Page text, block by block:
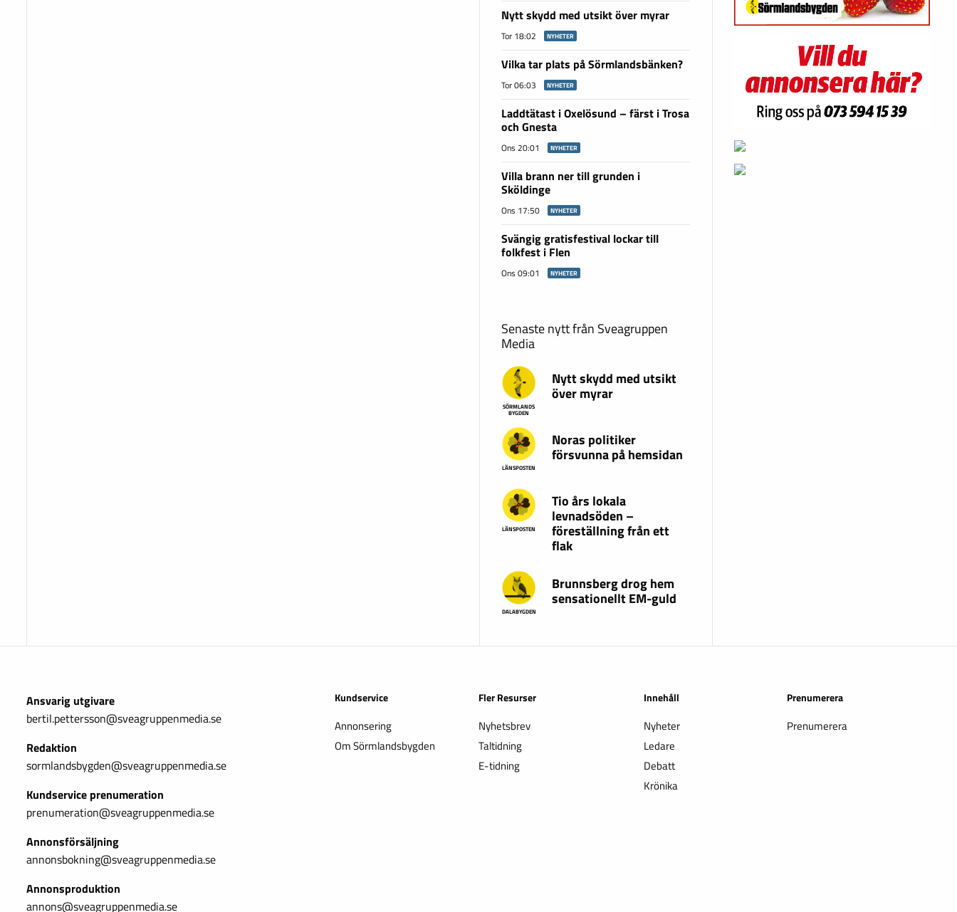
Nytt skydd med utsikt över myrar
Tor 18:02 NYHETER
Vilka tar plats på Sörmlandsbänken?
Tor 06:03 NYHETER
Laddtätast i Oxelösund – färst i Trosa
och Gnesta
Ons 20:01 NYHETER
Villa brann ner till grunden i
Sköldinge
Ons 17:50 NYHETER
Svängig gratisfestival lockar till
folkfest i Flen
Ons 09:01 NYHETER
Senaste nytt från Sveagruppen
Media
SÖRMLANDS
BYGDEN
Nytt skydd med utsikt
över myrar
LÄNSPOSTEN
Noras politiker
försvunna på hemsidan
LÄNSPOSTEN
Tio års lokala
levnadsöden –
föreställning från ett
flak
DALABYGDEN
Brunnsberg drog hem
sensationellt EM-guld
Ansvarig utgivare
bertil.pettersson@sveagruppenmedia.se
Redaktion
sormlandsbygden@sveagruppenmedia.se
Kundservice prenumeration
prenumeration@sveagruppenmedia.se
Annonsförsäljning
annonsbokning@sveagruppenmedia.se
Annonsproduktion
annons@sveagruppenmedia.se
Kundservice
Annonsering
Om Sörmlandsbygden
Fler Resurser
Nyhetsbrev
Taltidning
E-tidning
Innehåll
Nyheter
Ledare
Debatt
Krönika
Prenumerera
Prenumerera